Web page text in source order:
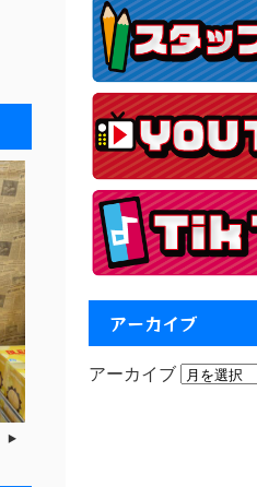
アーカイブ
アーカイブ